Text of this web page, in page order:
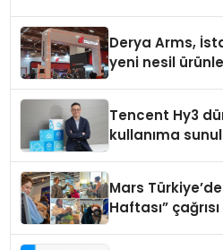
Derya Arms,
yeni nesil
Tencent Hy3
kullanıma
Mars
Haftası” çağrısı